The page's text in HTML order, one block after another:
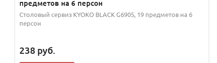
предметов на 6 персон
Столовый сервиз KYOKO BLACK G6905, 19 предметов на 6
персон
238 руб.